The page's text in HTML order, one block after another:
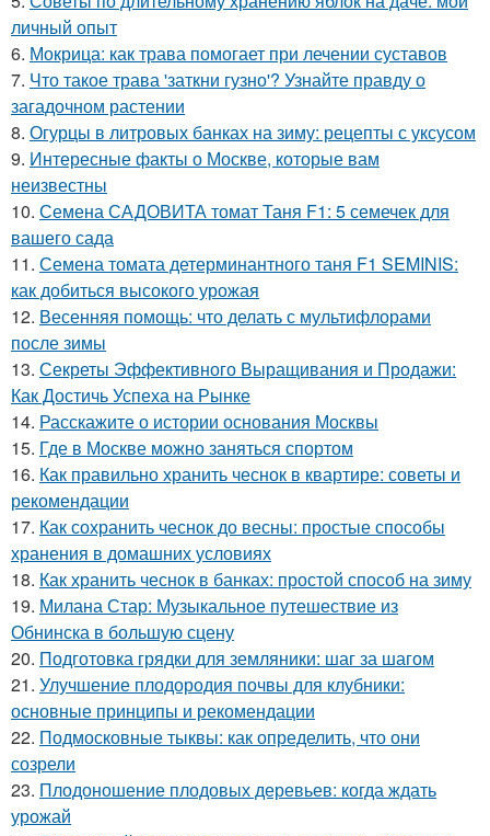
личный опыт
6. Мокрица: как трава помогает при лечении суставов
7. Что такое трава 'заткни гузно'? Узнайте правду о
загадочном растении
8. Огурцы в литровых банках на зиму: рецепты с уксусом
9. Интересные факты о Москве, которые вам
неизвестны
10. Семена САДОВИТА томат Таня F1: 5 семечек для
вашего сада
11. Семена томата детерминантного таня F1 SEMINIS:
как добиться высокого урожая
12. Весенняя помощь: что делать с мультифлорами
после зимы
13. Секреты Эффективного Выращивания и Продажи:
Как Достичь Успеха на Рынке
14. Расскажите о истории основания Москвы
15. Где в Москве можно заняться спортом
16. Как правильно хранить чеснок в квартире: советы и
рекомендации
17. Как сохранить чеснок до весны: простые способы
хранения в домашних условиях
18. Как хранить чеснок в банках: простой способ на зиму
19. Милана Стар: Музыкальное путешествие из
Обнинска в большую сцену
20. Подготовка грядки для земляники: шаг за шагом
21. Улучшение плодородия почвы для клубники:
основные принципы и рекомендации
22. Подмосковные тыквы: как определить, что они
созрели
23. Плодоношение плодовых деревьев: когда ждать
урожай